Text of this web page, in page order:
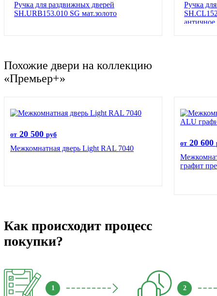
Ручка для раздвижных дверей
SH.URB153.010 SG мат.золото
Ручка
античное
Похожие двери на коллекцию
«Премьер+»
от 20 500 руб
Межкомнатная дверь Light RAL 7040
от 20 600
графит
Как происходит процесс
покупки?
1 2